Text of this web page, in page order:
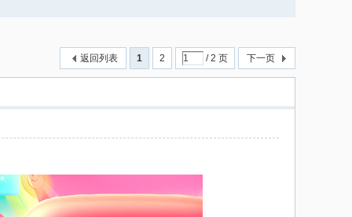
1 2 / 2 页 下一页
返回列表